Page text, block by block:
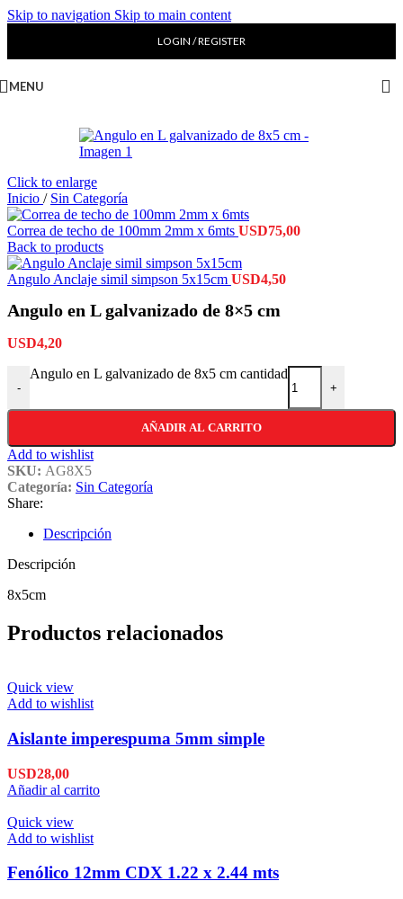
Skip to navigation Skip to main content
LOGIN / REGISTER
MENU
Click to enlarge
Inicio / Sin Categoría
Correa de techo de 100mm 2mm x 6mts USD75,00
Back to products
Angulo Anclaje simil simpson 5x15cm USD4,50
Angulo en L galvanizado de 8×5 cm
USD4,20
-
Angulo en L galvanizado de 8x5 cm cantidad
+
AÑADIR AL CARRITO
Add to wishlist
SKU: AG8X5
Categoría: Sin Categoría
Share:
Descripción
Descripción
8x5cm
Productos relacionados
Quick view
Add to wishlist
Aislante imperespuma 5mm simple
USD28,00
Añadir al carrito
Quick view
Add to wishlist
Fenólico 12mm CDX 1.22 x 2.44 mts